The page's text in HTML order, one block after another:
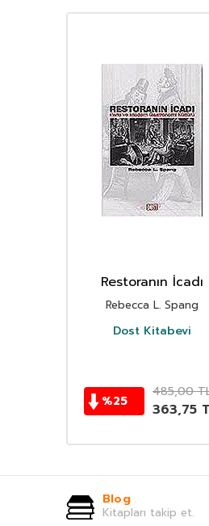
Restoranın İcadı
Rebecca L. Spang
Dost Kitabevi
%25
485,00
363,75
Blog
Kitapları takip et.